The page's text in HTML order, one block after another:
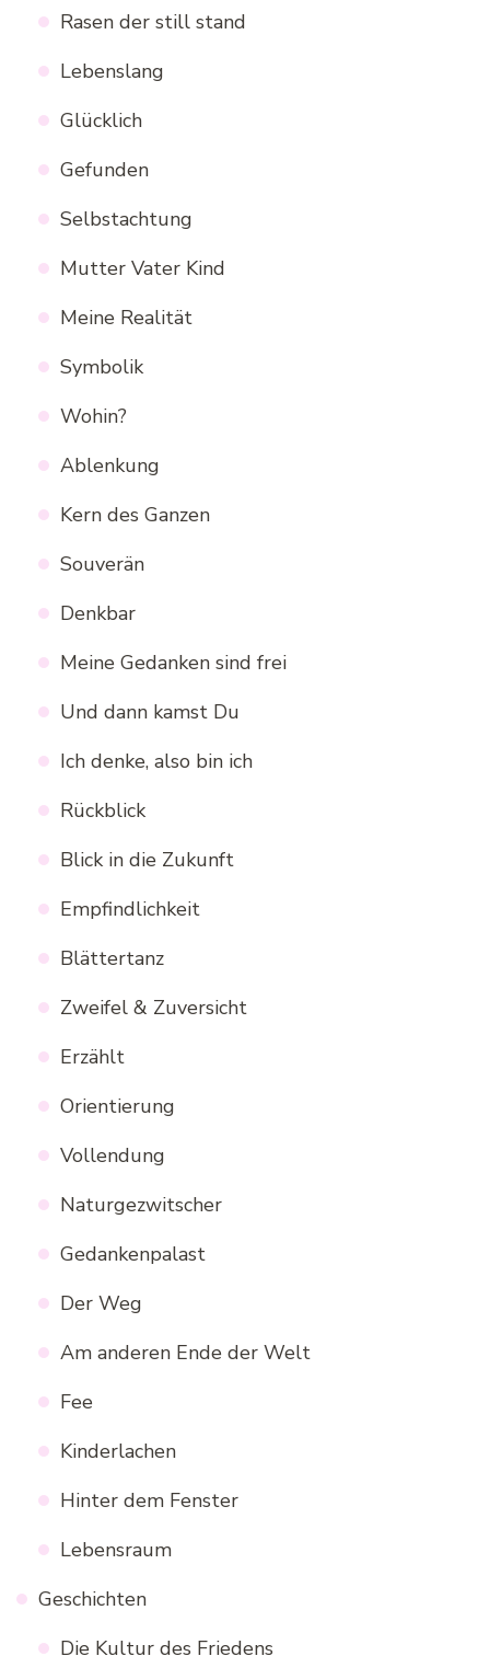
Rasen der still stand
Lebenslang
Glücklich
Gefunden
Selbstachtung
Mutter Vater Kind
Meine Realität
Symbolik
Wohin?
Ablenkung
Kern des Ganzen
Souverän
Denkbar
Meine Gedanken sind frei
Und dann kamst Du
Ich denke, also bin ich
Rückblick
Blick in die Zukunft
Empfindlichkeit
Blättertanz
Zweifel & Zuversicht
Erzählt
Orientierung
Vollendung
Naturgezwitscher
Gedankenpalast
Der Weg
Am anderen Ende der Welt
Fee
Kinderlachen
Hinter dem Fenster
Lebensraum
Geschichten
Die Kultur des Friedens